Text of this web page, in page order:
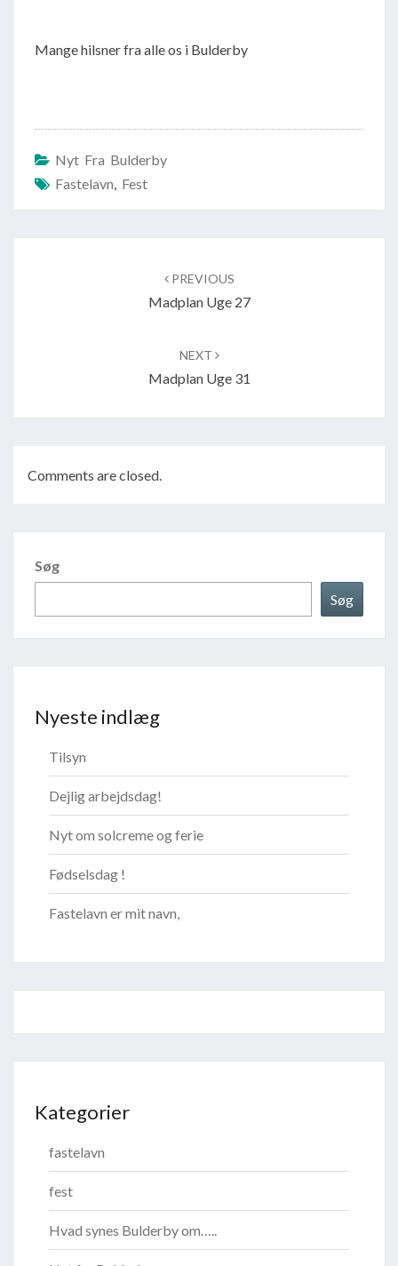
Mange hilsner fra alle os i Bulderby
Nyt Fra Bulderby
Fastelavn, Fest
PREVIOUS
Madplan Uge 27
NEXT
Madplan Uge 31
Comments are closed.
Søg
Søg
Nyeste indlæg
Tilsyn
Dejlig arbejdsdag!
Nyt om solcreme og ferie
Fødselsdag !
Fastelavn er mit navn,
Kategorier
fastelavn
fest
Hvad synes Bulderby om…..